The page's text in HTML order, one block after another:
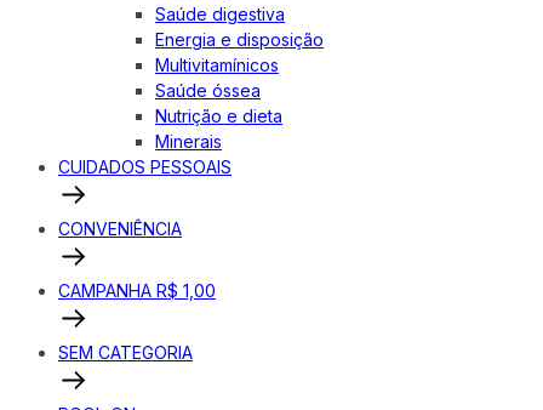
Saúde digestiva
Energia e disposição
Multivitamínicos
Saúde óssea
Nutrição e dieta
Minerais
CUIDADOS PESSOAIS
CONVENIÊNCIA
CAMPANHA R$ 1,00
SEM CATEGORIA